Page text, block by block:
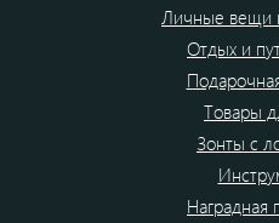
Личные вещи
Отдых и
Товары
Зонты с
Наградная